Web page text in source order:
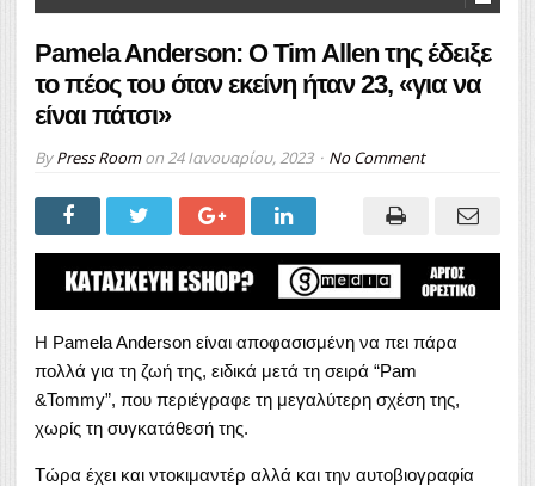
Pamela Anderson: Ο Tim Allen της έδειξε
το πέος του όταν εκείνη ήταν 23, «για να
είναι πάτσι»
ByPress Roomon 24 Ιανουαρίου, 2023 No Comment
Η Pamela Anderson είναι αποφασισμένη να πει πάρα
πολλά για τη ζωή της, ειδικά μετά τη σειρά “Pam
&Tommy”, που περιέγραφε τη μεγαλύτερη σχέση της,
χωρίς τη συγκατάθεσή της.
Τώρα έχει και ντοκιμαντέρ αλλά και την αυτοβιογραφία